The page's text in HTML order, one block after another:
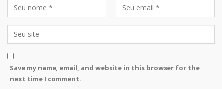
Save my name, email, and website in this browser for the
next time I comment.